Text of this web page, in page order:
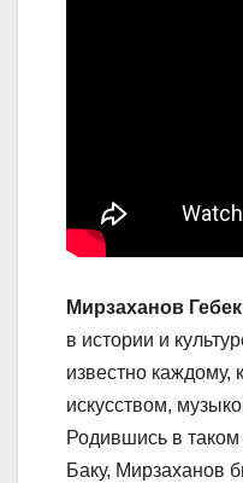
Мирзаханов Гебек
в истории и
известно каждому,
искусством,
Родившись в
Баку, Мирзаханов